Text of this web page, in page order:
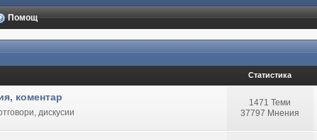
Помощ
Статистика
коментар
дискусии
1471 Теми
37797 Мнения